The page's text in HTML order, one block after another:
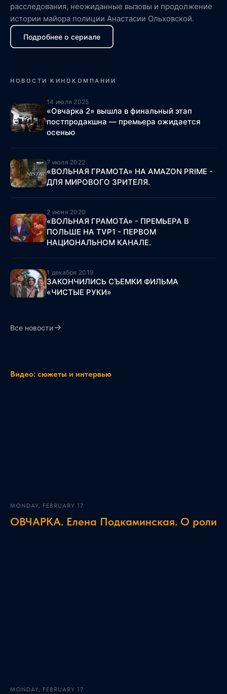
расследования, неожиданные вызовы и продолжение
истории майора полиции Анастасии Ольховской.
Подробнее о сериале
НОВОСТИ КИНОКОМПАНИИ
14 июля 2025
«Овчарка 2» вышла в финальный этап
постпродакшна — премьера ожидается
осенью
7 июля 2022
«ВОЛЬНАЯ ГРАМОТА» НА AMAZON PRIME -
ДЛЯ МИРОВОГО ЗРИТЕЛЯ.
2 июня 2020
«ВОЛЬНАЯ ГРАМОТА» - ПРЕМЬЕРА В
ПОЛЬШЕ НА TVP1 - ПЕРВОМ
НАЦИОНАЛЬНОМ КАНАЛЕ.
1 декабря 2019
ЗАКОНЧИЛИСЬ СЪЕМКИ ФИЛЬМА
«ЧИСТЫЕ РУКИ»
Все новости
Видео: сюжеты и интервью
MONDAY, FEBRUARY 17
ОВЧАРКА. Елена Подкаминская. О роли
MONDAY, FEBRUARY 17